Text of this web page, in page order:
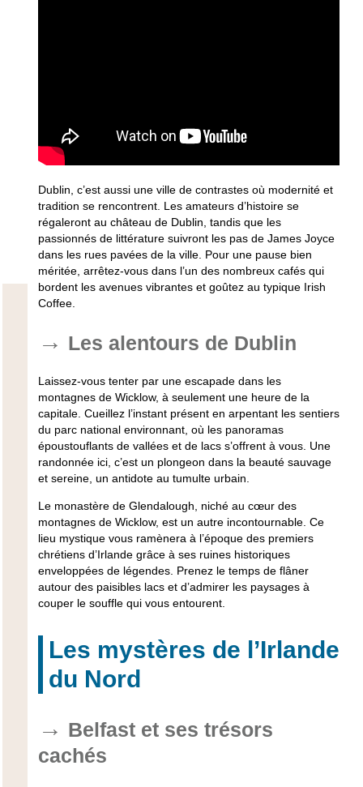
Dublin, c’est aussi une ville de contrastes où modernité et
tradition se rencontrent. Les amateurs d’histoire se
régaleront au château de Dublin, tandis que les
passionnés de littérature suivront les pas de James Joyce
dans les rues pavées de la ville. Pour une pause bien
méritée, arrêtez-vous dans l’un des nombreux cafés qui
bordent les avenues vibrantes et goûtez au typique Irish
Coffee.
Les alentours de Dublin
Laissez-vous tenter par une escapade dans les
montagnes de Wicklow, à seulement une heure de la
capitale. Cueillez l’instant présent en arpentant les sentiers
du parc national environnant, où les panoramas
époustouflants de vallées et de lacs s’offrent à vous. Une
randonnée ici, c’est un plongeon dans la beauté sauvage
et sereine, un antidote au tumulte urbain.
Le monastère de Glendalough, niché au cœur des
montagnes de Wicklow, est un autre incontournable. Ce
lieu mystique vous ramènera à l’époque des premiers
chrétiens d’Irlande grâce à ses ruines historiques
enveloppées de légendes. Prenez le temps de flâner
autour des paisibles lacs et d’admirer les paysages à
couper le souffle qui vous entourent.
Les mystères de l’Irlande
du Nord
Belfast et ses trésors
cachés